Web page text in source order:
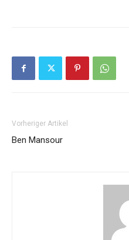
Vorheriger Artikel
Ben Mansour